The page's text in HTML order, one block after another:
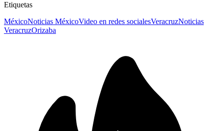
Etiquetas
MéxicoNoticias MéxicoVideo en redes socialesVeracruzNoticias
VeracruzOrizaba